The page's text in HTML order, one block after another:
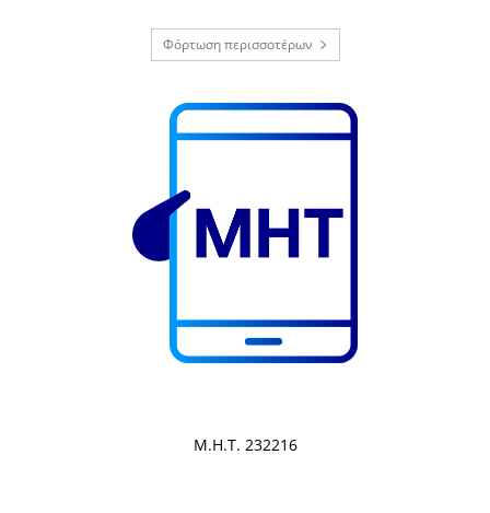
Φόρτωση περισσοτέρων
Μ.Η.Τ. 232216